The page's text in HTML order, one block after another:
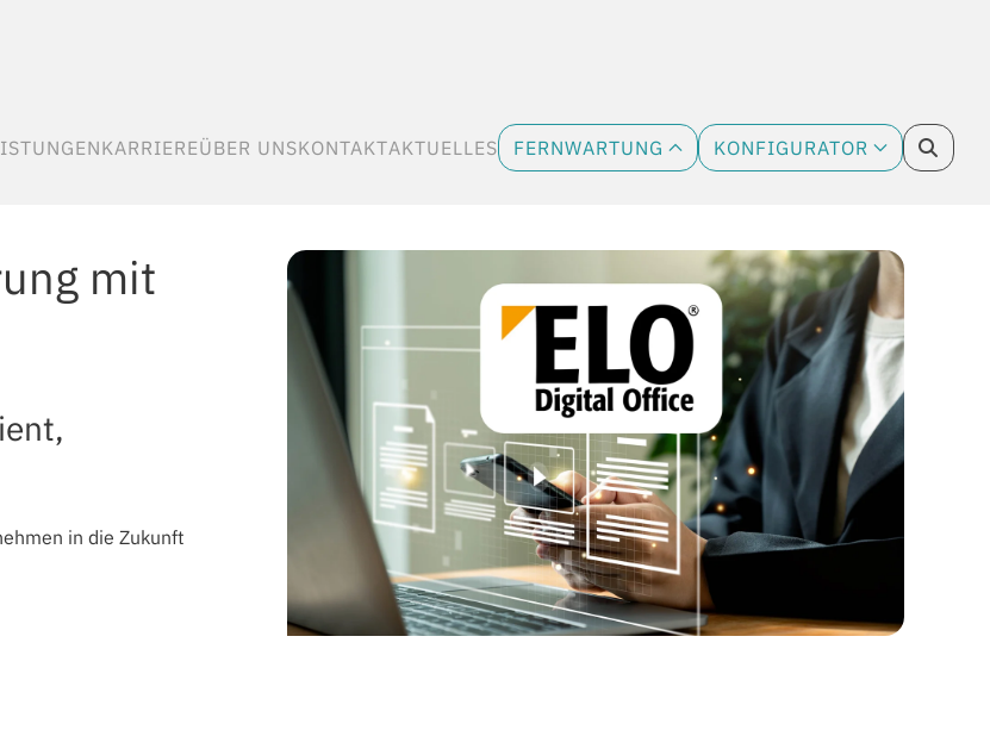
(CURRENT)
KARRIERE
(CURRENT)
ÜBER UNS
(CURRENT)
KONTAKT
(CURRENT)
AKTUELLES
(CURRENT)
FERNWARTUNG KONFIGURATOR
mit
in die Zukunft